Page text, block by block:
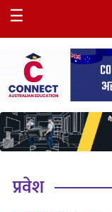
खेलकुद
अन्तर्वार्ता
समाज
रोचक
साहित्य
☰
प्रवेश